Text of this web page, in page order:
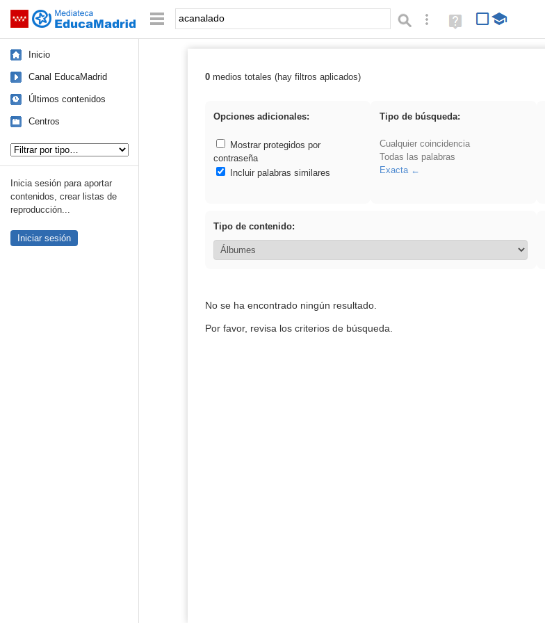
Saltar navegación Palabra o frase: Búsqueda avanzada
Ayuda
(en
Inicio
Canal EducaMadrid
Últimos contenidos
Centros
Inicia sesión para aportar
contenidos, crear listas de
reproducción...
Iniciar sesión
Resultados de: acanalado
0medios totales (hay filtros aplicados)
Opciones adicionales:
Mostrar protegidos por
contraseña
Incluir palabras similares
Tipo de búsqueda:
Cualquier coincidencia
Todas las palabras
Exacta
Tipo de contenido:
No se ha encontrado ningún resultado.
Por favor, revisa los criterios de búsqueda.